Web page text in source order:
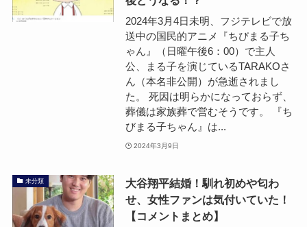
2024年3月4日未明、フジテレビで放
送中の国民的アニメ『ちびまる子ち
ゃん』（日曜午後6：00）で主人
公、まる子を演じているTARAKOさ
ん（本名非公開）が急逝されまし
た。 死因は明らかになっておらず、
葬儀は家族葬で営むそうです。 『ち
びまる子ちゃん』は...
2024年3月9日
未分類
大谷翔平結婚！馴れ初めや匂わ
せ、女性ファンは気付いていた！
【コメントまとめ】